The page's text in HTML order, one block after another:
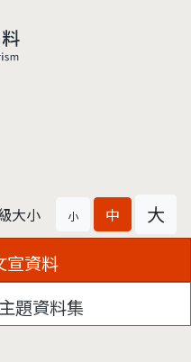
大小 小 中 大
宣資料
題資料集